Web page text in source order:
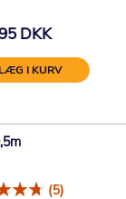
DKK
LÆG I KURV
(5)